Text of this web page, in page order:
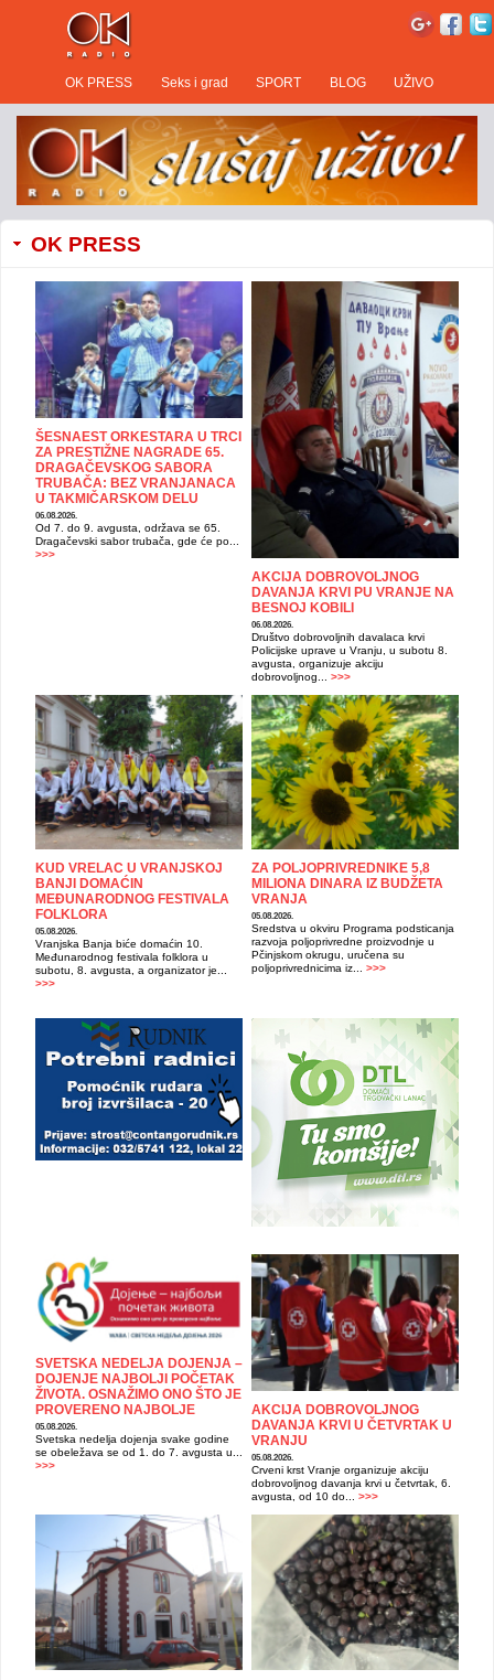
OK PRESS Seks i grad SPORT BLOG UŽIVO
OK PRESS
ŠESNAEST ORKESTARA U TRCI
ZA PRESTIŽNE NAGRADE 65.
DRAGAČEVSKOG SABORA
TRUBAČA: BEZ VRANJANACA
U TAKMIČARSKOM DELU
06.08.2026.
Od 7. do 9. avgusta, održava se 65.
Dragačevski sabor trubača, gde će po...
>>>
AKCIJA DOBROVOLJNOG
DAVANJA KRVI PU VRANJE NA
BESNOJ KOBILI
06.08.2026.
Društvo dobrovoljnih davalaca krvi
Policijske uprave u Vranju, u subotu 8.
avgusta, organizuje akciju
dobrovoljnog... >>>
KUD VRELAC U VRANJSKOJ
BANJI DOMAĆIN
MEĐUNARODNOG FESTIVALA
FOLKLORA
05.08.2026.
Vranjska Banja biće domaćin 10.
Međunarodnog festivala folklora u
subotu, 8. avgusta, a organizator je...
>>>
ZA POLJOPRIVREDNIKE 5,8
MILIONA DINARA IZ BUDŽETA
VRANJA
05.08.2026.
Sredstva u okviru Programa podsticanja
razvoja poljoprivredne proizvodnje u
Pčinjskom okrugu, uručena su
poljoprivrednicima iz... >>>
SVETSKA NEDELJA DOJENJA –
DOJENJE NAJBOLJI POČETAK
ŽIVOTA. OSNAŽIMO ONO ŠTO JE
PROVERENO NAJBOLJE
05.08.2026.
Svetska nedelja dojenja svake godine
se obeležava se od 1. do 7. avgusta u...
>>>
AKCIJA DOBROVOLJNOG
DAVANJA KRVI U ČETVRTAK U
VRANJU
05.08.2026.
Crveni krst Vranje organizuje akciju
dobrovoljnog davanja krvi u četvrtak, 6.
avgusta, od 10 do... >>>